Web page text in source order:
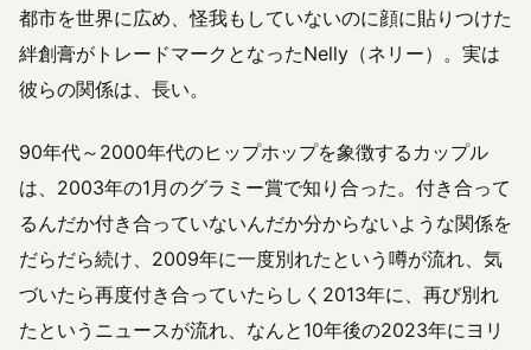
都市を世界に広め、怪我もしていないのに顔に貼りつけた
絆創膏がトレードマークとなったNelly（ネリー）。実は
彼らの関係は、長い。
90年代～2000年代のヒップホップを象徴するカップル
は、2003年の1月のグラミー賞で知り合った。付き合って
るんだか付き合っていないんだか分からないような関係を
だらだら続け、2009年に一度別れたという噂が流れ、気
づいたら再度付き合っていたらしく2013年に、再び別れ
たというニュースが流れ、なんと10年後の2023年にヨリ